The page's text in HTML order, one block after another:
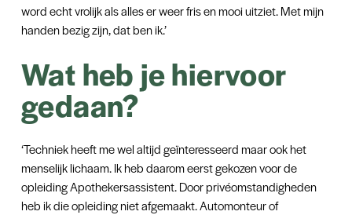
word echt vrolijk als alles er weer fris en mooi uitziet. Met mijn
handen bezig zijn, dat ben ik.’
Wat heb je hiervoor
gedaan?
‘Techniek heeft me wel altijd geïnteresseerd maar ook het
menselijk lichaam. Ik heb daarom eerst gekozen voor de
opleiding Apothekersassistent. Door privéomstandigheden
heb ik die opleiding niet afgemaakt. Automonteur of